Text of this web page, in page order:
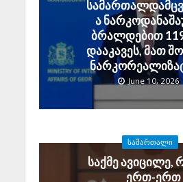
ა
ბრალდებით
დააკავეს, მათ
June 10, 2026
ᲡᲐᲛᲐᲠᲗᲐᲚᲘ
საქმე ავიცილე,
ერთ-ერთ